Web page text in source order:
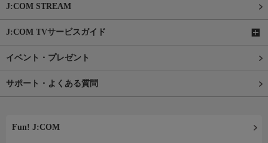
J:COM STREAM
J:COM TVサービスガイド
イベント・プレゼント
サポート・よくある質問
Fun! J:COM